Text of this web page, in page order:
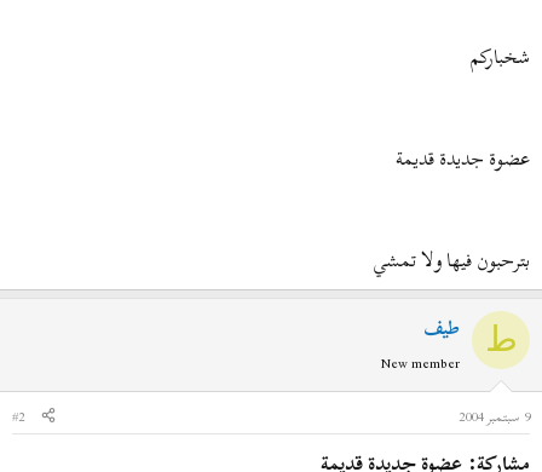
شخباركم
عضوة جديدة قديمة
بترحبون فيها ولا تمشي
ط طيف
New member
9 سبتمبر 2004
#2
مشاركة: عضوة جديدة قديمة